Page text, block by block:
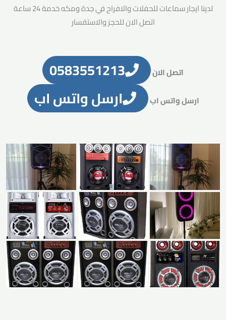
لدينا ايجار سماعات للحفلات والافراح في جدة ومكه خدمة 24 ساعة
اتصل الان للحجز والاستفسار
اتصل الان 0583551213
ارسل واتس اب ارسل واتس اب